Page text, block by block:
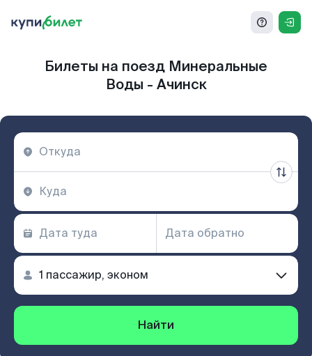
Билеты на поезд Минеральные
Воды - Ачинск
Найти